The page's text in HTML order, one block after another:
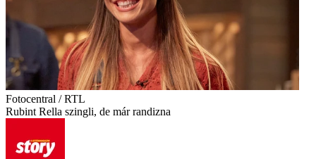
Fotocentral / RTL
Rubint Rella szingli, de már randizna